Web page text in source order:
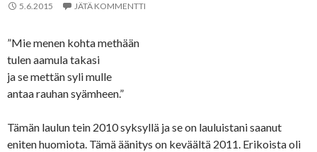
5.6.2015 JÄTÄ KOMMENTTI
”Mie menen kohta methään
tulen aamula takasi
ja se mettän syli mulle
antaa rauhan syämheen.”
Tämän laulun tein 2010 syksyllä ja se on lauluistani saanut
eniten huomiota. Tämä äänitys on keväältä 2011. Erikoista oli